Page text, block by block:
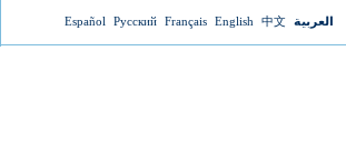
Jump to navigationالعربية 中文
English
Français
Русский
Español